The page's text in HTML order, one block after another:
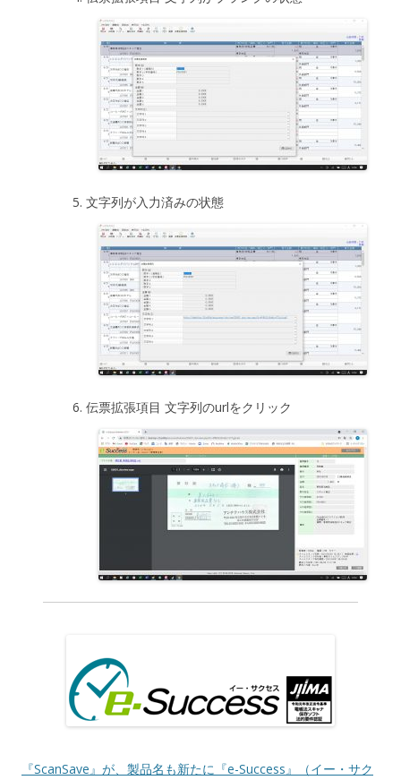
文字列が入力済みの状態
伝票拡張項目 文字列のurlをクリック
『ScanSave』が、製品名も新たに『e-Success』（イー・サク